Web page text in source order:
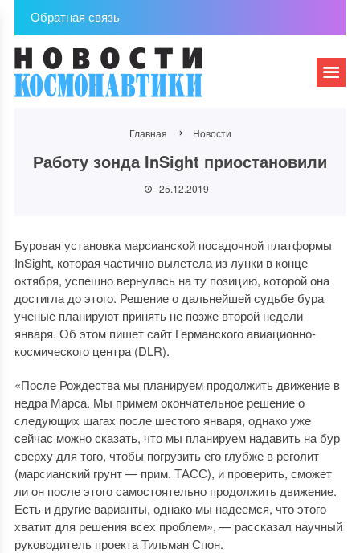
Обратная связь
Главная Новости
Работу зонда InSight приостановили
25.12.2019
Буровая установка марсианской посадочной платформы
InSight, которая частично вылетела из лунки в конце
октября, успешно вернулась на ту позицию, которой она
достигла до этого. Решение о дальнейшей судьбе бура
ученые планируют принять не позже второй недели
января. Об этом пишет сайт Германского авиационно-
космического центра (DLR).
«После Рождества мы планируем продолжить движение в
недра Марса. Мы примем окончательное решение о
следующих шагах после шестого января, однако уже
сейчас можно сказать, что мы планируем надавить на бур
сверху для того, чтобы погрузить его глубже в реголит
(марсианский грунт — прим. ТАСС), и проверить, сможет
ли он после этого самостоятельно продолжить движение.
Есть и другие варианты, однако мы надеемся, что этого
хватит для решения всех проблем», — рассказал научный
руководитель проекта Тильман Спон.